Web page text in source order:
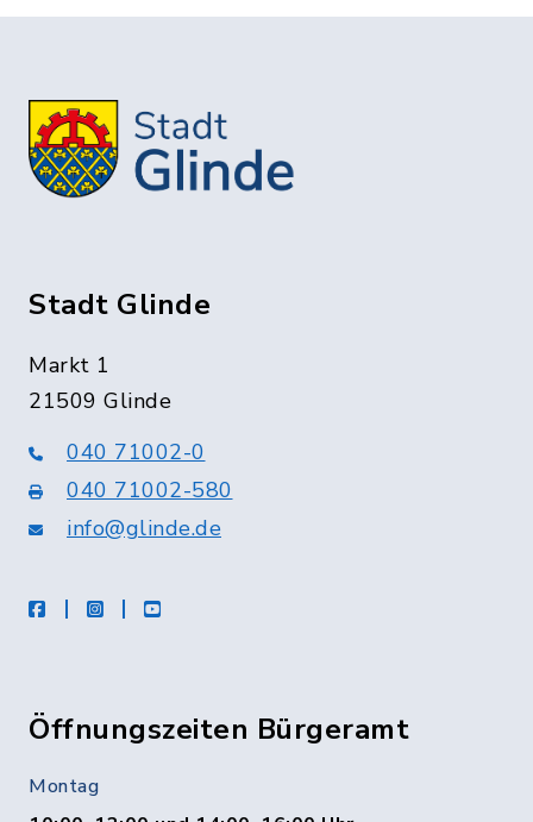
Stadt Glinde
Markt 1
21509 Glinde
040 71002-0
040 71002-580
info@glinde.de
facebookinstagramYoutube
Öffnungszeiten Bürgeramt
Montag